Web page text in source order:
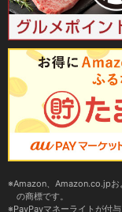
Amazon、Amazon.co.jpお
の商標です。
PayPayマネーライトが付